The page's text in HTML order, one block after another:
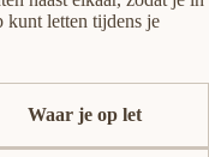
kunt letten tijdens je
Waar je op let